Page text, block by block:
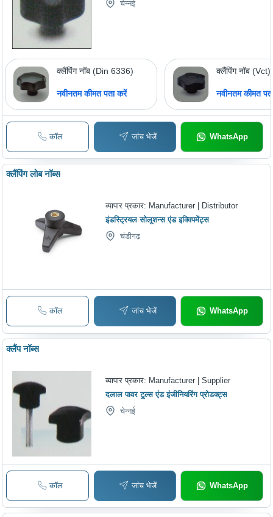
चेन्नई
क्लैंपिंग नॉब (Din 6336)
नवीनतम कीमत पता करें
क्लैंपिंग नॉब (Vct)
नवीनतम कीमत
कॉल जांच भेजें WhatsApp
क्लैंपिंग लोब नॉब्स
व्यापार प्रकार: Manufacturer | Distributor
इंडस्ट्रियल सोलूशन्स एंड इक्विपमेंट्स
चंडीगढ़
कॉल जांच भेजें WhatsApp
क्लैंप नॉब्स
व्यापार प्रकार: Manufacturer | Supplier
दलाल पावर टूल्स एंड इंजीनियरिंग प्रोडक्ट्स
चेन्नई
कॉल जांच भेजें WhatsApp